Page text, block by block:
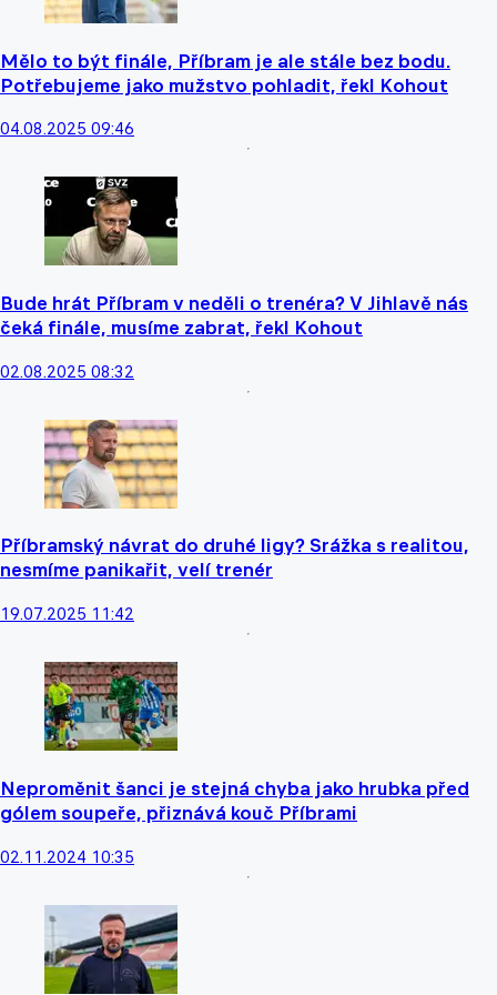
Mělo to být finále, Příbram je ale stále bez bodu.
Potřebujeme jako mužstvo pohladit, řekl Kohout
04.08.2025 09:46
Bude hrát Příbram v neděli o trenéra? V Jihlavě nás
čeká finále, musíme zabrat, řekl Kohout
02.08.2025 08:32
Příbramský návrat do druhé ligy? Srážka s realitou,
nesmíme panikařit, velí trenér
19.07.2025 11:42
Neproměnit šanci je stejná chyba jako hrubka před
gólem soupeře, přiznává kouč Příbrami
02.11.2024 10:35